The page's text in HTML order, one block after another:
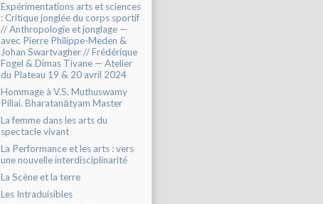
Expérimentations arts et sciences
: Critique jonglée du corps sportif
// Anthropologie et jonglage —
avec Pierre Philippe-Meden &
Johan Swartvagher // Frédérique
Fogel & Dimas Tivane — Atelier
du Plateau 19 & 20 avril 2024
Hommage à V.S. Muthuswamy
Pillai. Bharatanātyam Master
La femme dans les arts du
spectacle vivant
La Performance et les arts : vers
une nouvelle interdisciplinarité
La Scène et la terre
Les Intraduisibles